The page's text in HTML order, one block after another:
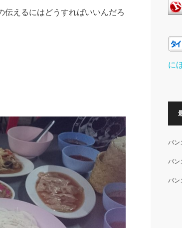
伝えるにはどうすればいいんだろ
に
バン
バン
バン